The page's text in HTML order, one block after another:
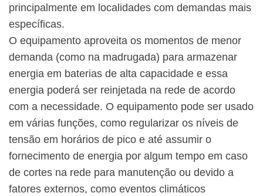
principalmente em localidades com demandas mais
específicas.
O equipamento aproveita os momentos de menor
demanda (como na madrugada) para armazenar
energia em baterias de alta capacidade e essa
energia poderá ser reinjetada na rede de acordo
com a necessidade. O equipamento pode ser usado
em várias funções, como regularizar os níveis de
tensão em horários de pico e até assumir o
fornecimento de energia por algum tempo em caso
de cortes na rede para manutenção ou devido a
fatores externos, como eventos climáticos